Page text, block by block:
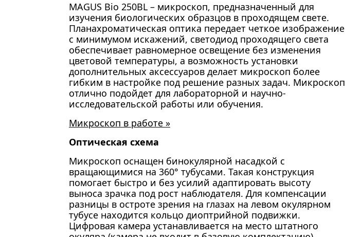
MAGUS Bio 250BL – микроскоп, предназначенный для
изучения биологических образцов в проходящем свете.
Планахроматическая оптика передает четкое изображение
с минимумом искажений, светодиод проходящего света
обеспечивает равномерное освещение без изменения
цветовой температуры, а возможность установки
дополнительных аксессуаров делает микроскоп более
гибким в настройке под решение разных задач. Микроскоп
отлично подойдет для лабораторной и научно-
исследовательской работы или обучения.
Микроскоп в работе »
Оптическая схема
Микроскоп оснащен бинокулярной насадкой с
вращающимися на 360° тубусами. Такая конструкция
помогает быстро и без усилий адаптировать высоту
выноса зрачка под рост наблюдателя. Для компенсации
разницы в остроте зрения на глазах на левом окулярном
тубусе находится кольцо диоптрийной подвижки.
Цифровая камера устанавливается на место штатного